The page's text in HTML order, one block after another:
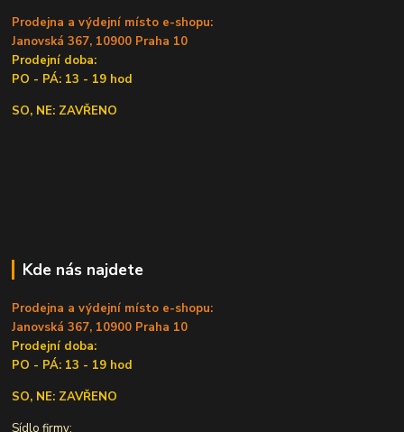
Prodejna a výdejní místo e-shopu:
Janovská 367, 10900 Praha 10
Prodejní doba:
PO - PÁ: 13 - 19 hod
SO, NE: ZAVŘENO
Kde nás najdete
Prodejna a výdejní místo e-shopu:
Janovská 367, 10900 Praha 10
Prodejní doba:
PO - PÁ: 13 - 19 hod
SO, NE: ZAVŘENO
Sídlo firmy: